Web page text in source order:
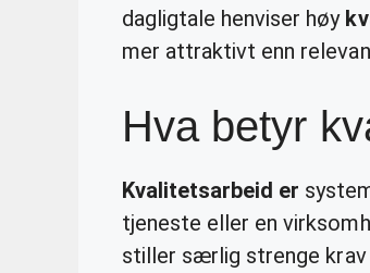
dagligtale henviser høy
mer attraktivt enn
Hva betyr
Kvalitetsarbeid er
tjeneste eller en
stiller særlig strenge krav